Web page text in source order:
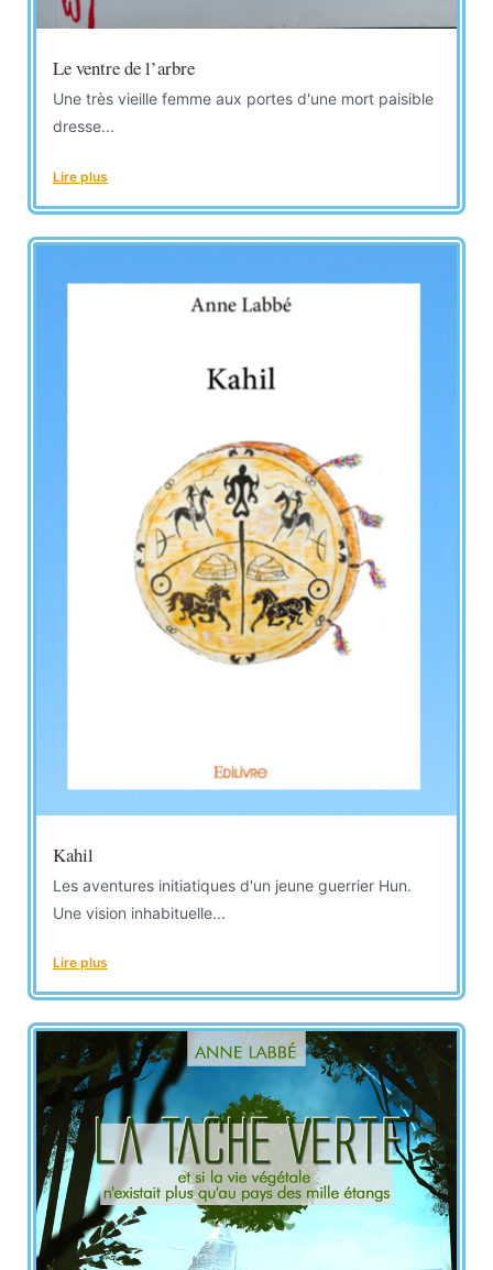
Le ventre de l’arbre
Une très vieille femme aux portes d'une mort paisible
dresse...
Lire plus
Kahil
Les aventures initiatiques d'un jeune guerrier Hun.
Une vision inhabituelle...
Lire plus